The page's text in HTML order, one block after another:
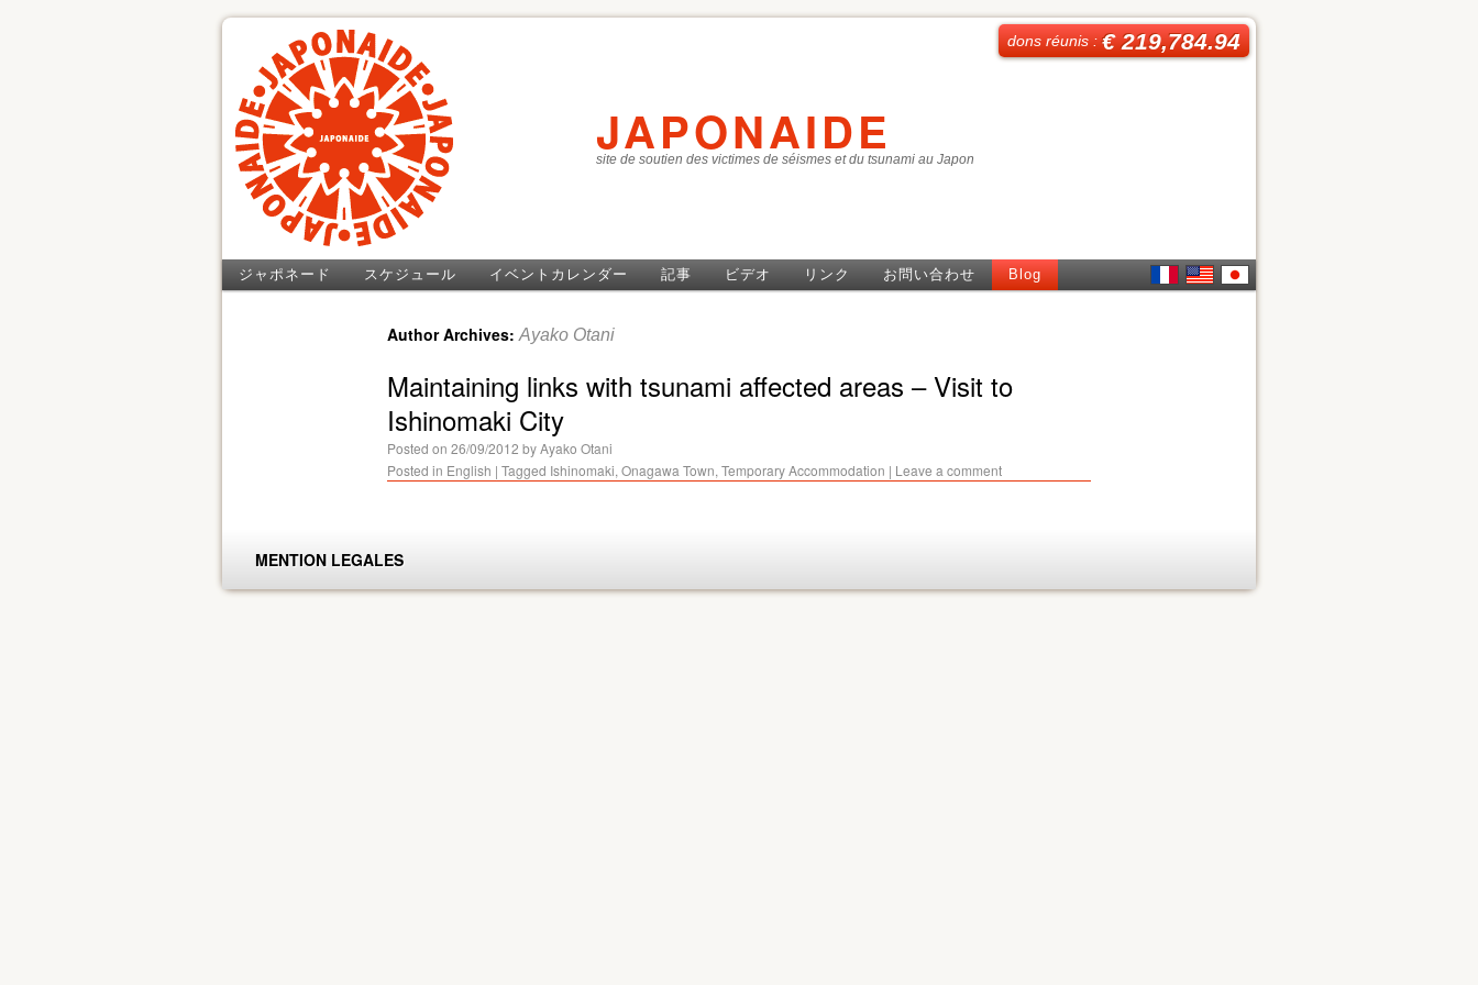
JAPONAIDE
site de soutien des victimes de séismes et du tsunami au Japon
dons réunis :€ 219,784.94
ジャポネード スケジュール イベントカレンダー 記事 ビデオ リンク お問い合わせ Blog
Author Archives:Ayako Otani
Maintaining links with tsunami affected areas – Visit to
Ishinomaki City
Posted on 26/09/2012 byAyako Otani
Posted in English | Tagged Ishinomaki, Onagawa Town, Temporary Accommodation | Leave a comment
MENTION LEGALES